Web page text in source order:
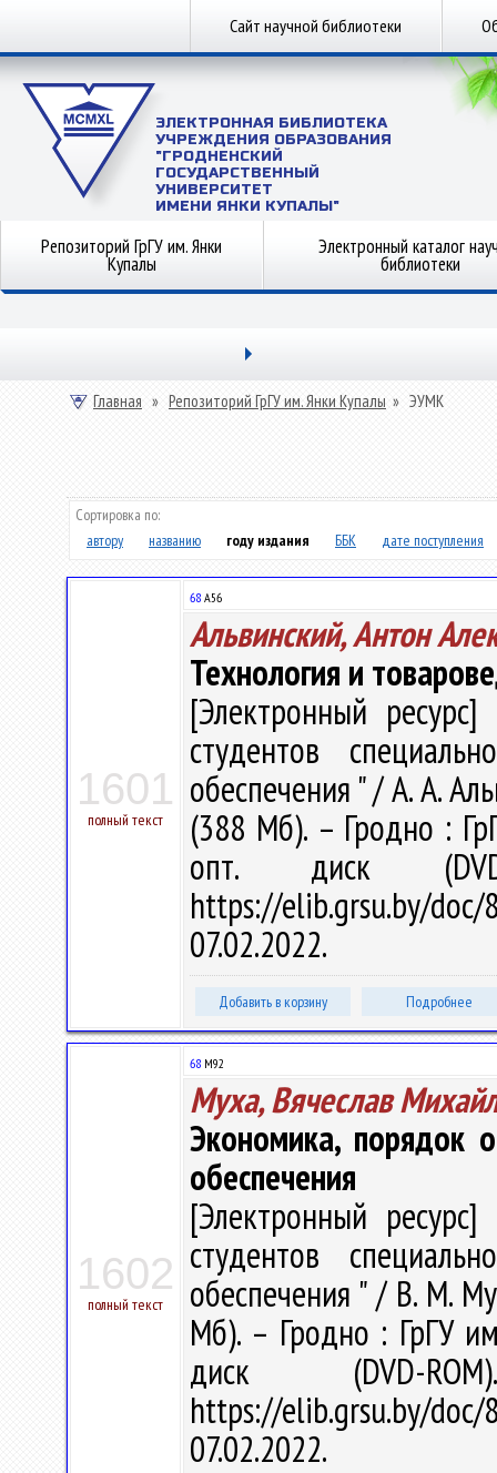
Сайт научной библиотеки
ЭЛЕКТРОННАЯ БИБЛИОТЕКА
УЧРЕЖДЕНИЯ ОБРАЗОВАНИЯ
"ГРОДНЕНСКИЙ
ГОСУДАРСТВЕННЫЙ
УНИВЕРСИТЕТ
ИМЕНИ ЯНКИ КУПАЛЫ"
Репозиторий ГрГУ им. Янки
Купалы
Электронный каталог
библиотеки
Главная » Репозиторий ГрГУ им. Янки Купалы » ЭУМК
Сортировка по:
автору
названию году издания ББК дате поступления
1601
полный текст
68 А56
Альвинский, Антон
Технология и
[Электронный
студентов
обеспечения " / А. А.
(388 Мб). – Гродно :
опт. диск
https://elib.grsu.by/
07.02.2022.
Добавить в корзину Подробнее
1602
полный текст
68 М92
Муха, Вячеслав
Экономика, порядок
обеспечения
[Электронный
студентов
обеспечения " / В. М.
Мб). – Гродно : ГрГУ
диск (DVD-
https://elib.grsu.by/
07.02.2022.